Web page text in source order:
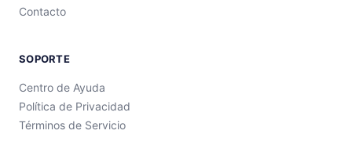
Contacto
SOPORTE
Centro de Ayuda
Política de Privacidad
Términos de Servicio